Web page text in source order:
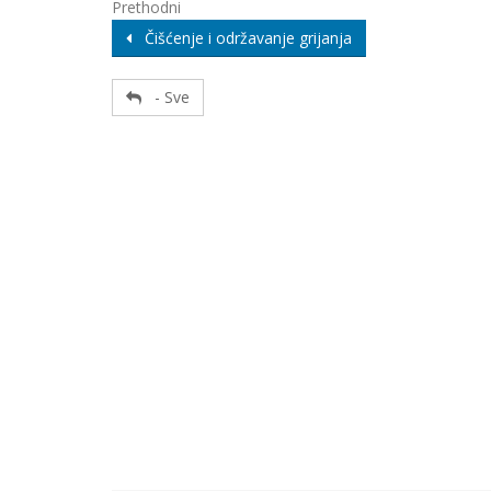
Prethodni
Čišćenje i održavanje grijanja
- Sve